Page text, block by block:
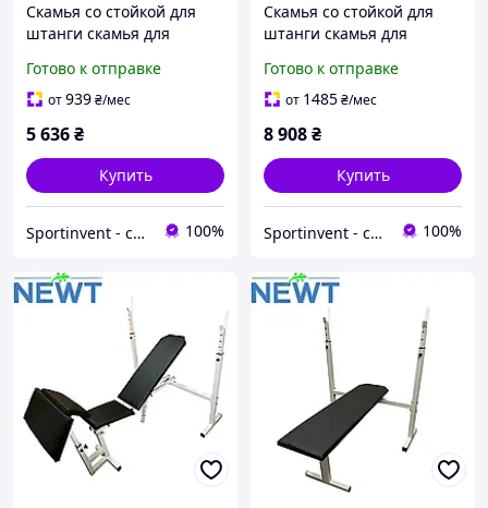
Скамья со стойкой для
штанги скамья для
нагрузка на скамью 300
кг на стойки 150 кг
Готово к отправке
от939₴/мес
5 636₴
Купить
Sportinvent - спортивный интернет магазин 100%
Скамья со стойкой для
штанги скамья для
нагрузка на скамью 300
кг на стойки 150 кг
Готово к отправке
от 1485₴/мес
8 908₴
Купить
Sportinvent - спортивный интернет магазин 100%